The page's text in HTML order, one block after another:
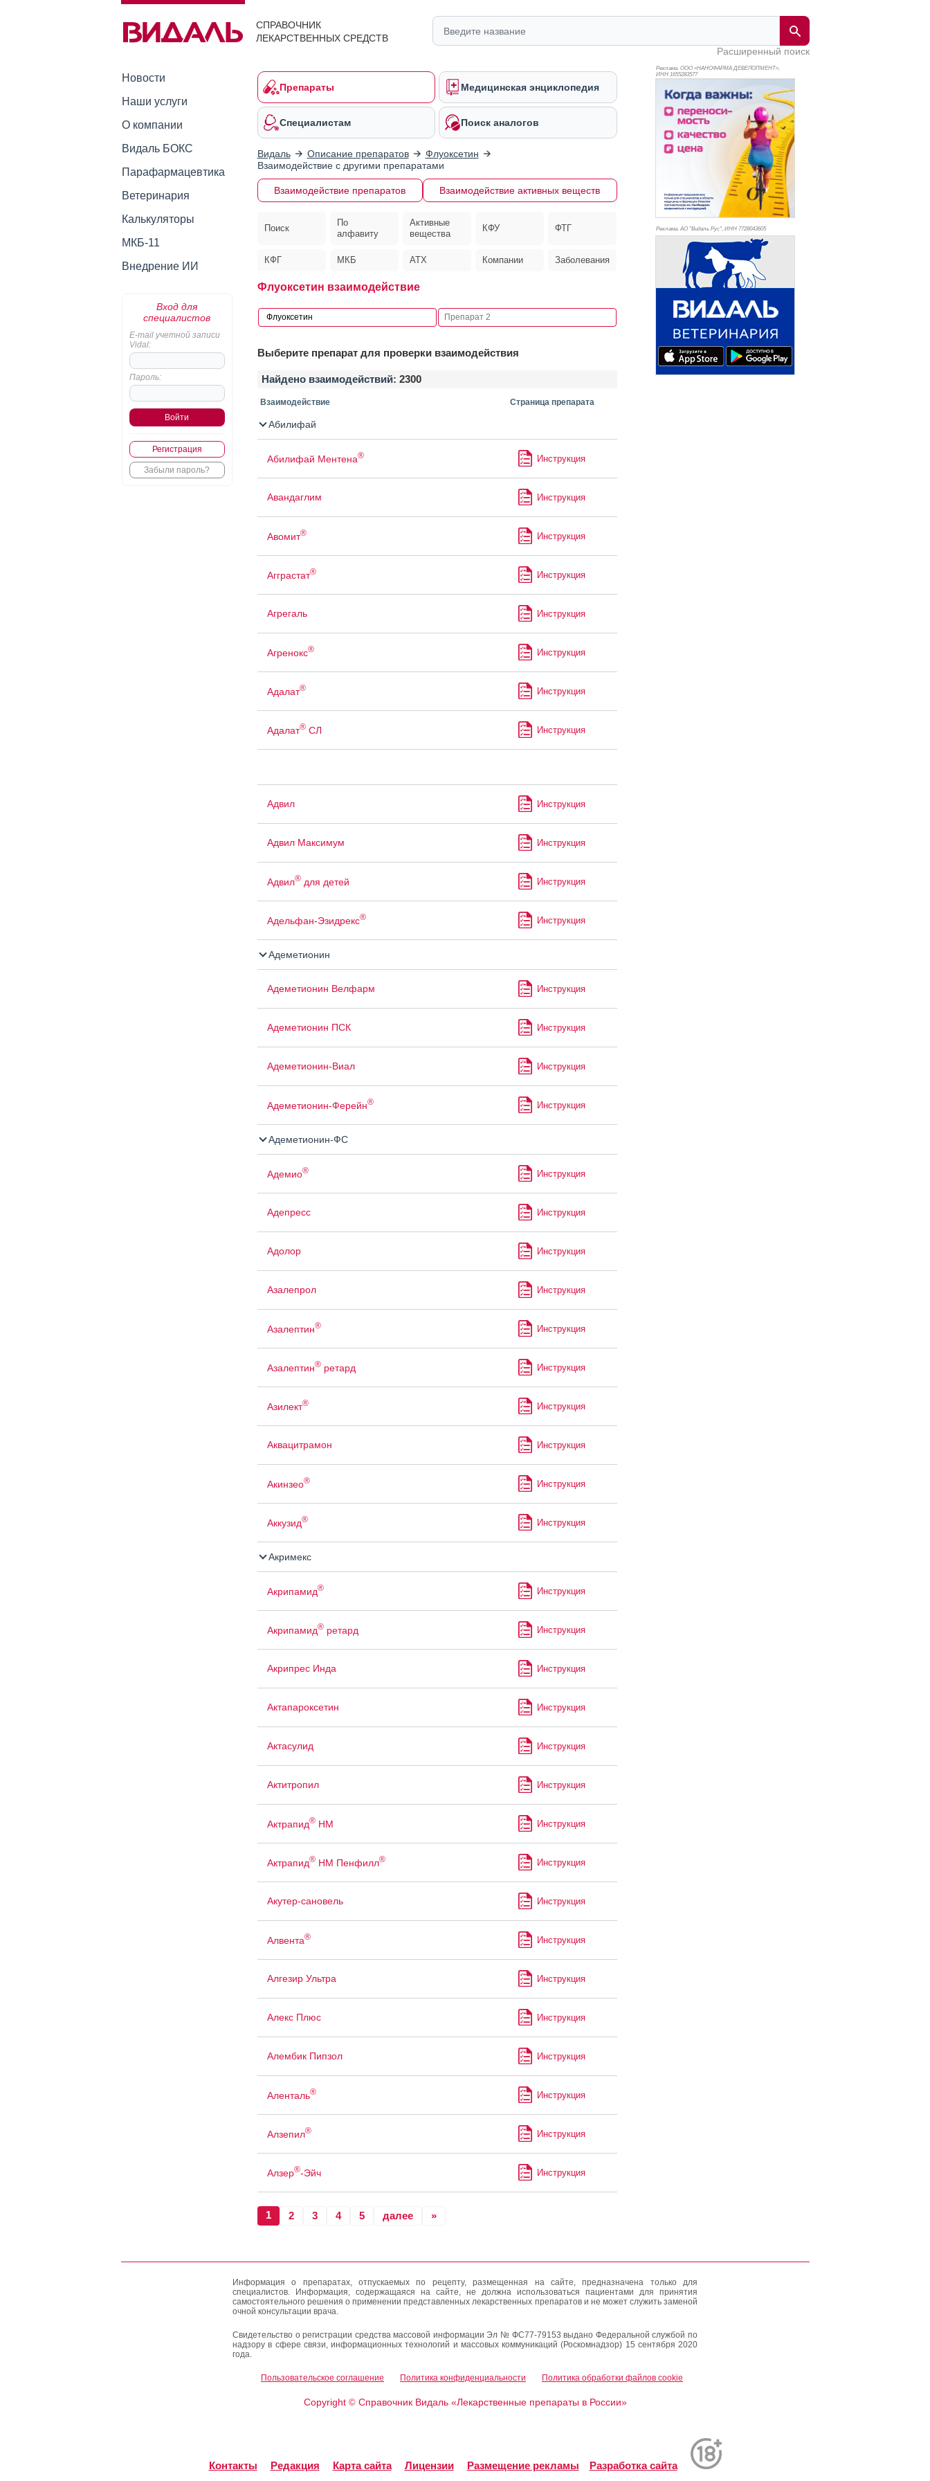
СПРАВОЧНИК
ЛЕКАРСТВЕННЫХ СРЕДСТВ
Расширенный поиск
Новости
Наши услуги
О компании
Видаль БОКС
Парафармацевтика
Ветеринария
Калькуляторы
МКБ-11
Внедрение ИИ
Вход для
специалистов
E-mail учетной записи
Vidal:
Пароль:
Регистрация
Забыли пароль?
Препараты Медицинская энциклопедия
Специалистам Поиск аналогов
Видаль Описание препаратов
Флуоксетин
Взаимодействие с другими препаратами
Взаимодействие препаратов Взаимодействие активных веществ
Поиск
По
алфавиту
Активные
вещества
КФУ ФТГ
КФГ МКБ АТХ Компании Заболевания
Флуоксетин взаимодействие
Выберите препарат для проверки взаимодействия
Найдено взаимодействий: 2300
Взаимодействие Страница препарата
Абилифай
Абилифай Ментена® Инструкция
Авандаглим Инструкция
Авомит® Инструкция
Агграстат® Инструкция
Агрегаль Инструкция
Агренокс® Инструкция
Адалат® Инструкция
Адалат®СЛ Инструкция
Адвил Инструкция
Адвил Максимум Инструкция
Адвил®для детей Инструкция
Адельфан-Эзидрекс® Инструкция
Адеметионин
Адеметионин Велфарм Инструкция
Адеметионин ПСК Инструкция
Адеметионин-Виал Инструкция
Адеметионин-Ферейн® Инструкция
Адеметионин-ФС
Адемио® Инструкция
Адепресс Инструкция
Адолор Инструкция
Азалепрол Инструкция
Азалептин® Инструкция
Азалептин®ретард Инструкция
Азилект® Инструкция
Аквацитрамон Инструкция
Акинзео® Инструкция
Аккузид® Инструкция
Акримекс
Акрипамид® Инструкция
Акрипамид®ретард Инструкция
Акрипрес Инда Инструкция
Актапароксетин Инструкция
Актасулид Инструкция
Актитропил Инструкция
Актрапид®НМ Инструкция
Актрапид®НМ Пенфилл® Инструкция
Акутер-сановель Инструкция
Алвента® Инструкция
Алгезир Ультра Инструкция
Алекс Плюс Инструкция
Алембик Пипзол Инструкция
Аленталь® Инструкция
Алзепил® Инструкция
Алзер®-Эйч Инструкция
1 2 3 4 5 далее »
Реклама. ООО «НАНОФАРМА ДЕВЕЛОПМЕНТ»,
ИНН 1655283577
Реклама. АО "Видаль Рус", ИНН 7728043605
Информация о препаратах, отпускаемых по рецепту, размещенная на сайте, предназначена только для
специалистов. Информация, содержащаяся на сайте, не должна использоваться пациентами для принятия
самостоятельного решения о применении представленных лекарственных препаратов и не может служить заменой
очной консультации врача.
Свидетельство о регистрации средства массовой информации Эл № ФС77-79153 выдано Федеральной службой по
надзору в сфере связи, информационных технологий и массовых коммуникаций (Роскомнадзор) 15 сентября 2020
года.
Пользовательское соглашение Политика конфиденциальности Политика обработки файлов cookie
Copyright ©Справочник Видаль «Лекарственные препараты в России»
Контакты Редакция Карта сайта Лицензии Размещение рекламы Разработка сайта